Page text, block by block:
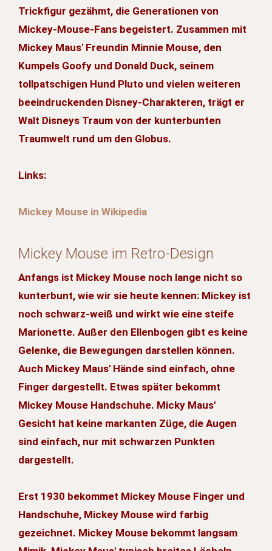
Trickfigur gezähmt, die Generationen von
Mickey-Mouse-Fans begeistert. Zusammen mit
Mickey Maus' Freundin Minnie Mouse, den
Kumpels Goofy und Donald Duck, seinem
tollpatschigen Hund Pluto und vielen weiteren
beeindruckenden Disney-Charakteren, trägt er
Walt Disneys Traum von der kunterbunten
Traumwelt rund um den Globus.
Links:
Mickey Mouse in Wikipedia
Mickey Mouse im Retro-Design
Anfangs ist Mickey Mouse noch lange nicht so
kunterbunt, wie wir sie heute kennen: Mickey ist
noch schwarz-weiß und wirkt wie eine steife
Marionette. Außer den Ellenbogen gibt es keine
Gelenke, die Bewegungen darstellen können.
Auch Mickey Maus' Hände sind einfach, ohne
Finger dargestellt. Etwas später bekommt
Mickey Mouse Handschuhe. Micky Maus'
Gesicht hat keine markanten Züge, die Augen
sind einfach, nur mit schwarzen Punkten
dargestellt.
Erst 1930 bekommet Mickey Mouse Finger und
Handschuhe, Mickey Mouse wird farbig
gezeichnet. Mickey Mouse bekommt langsam